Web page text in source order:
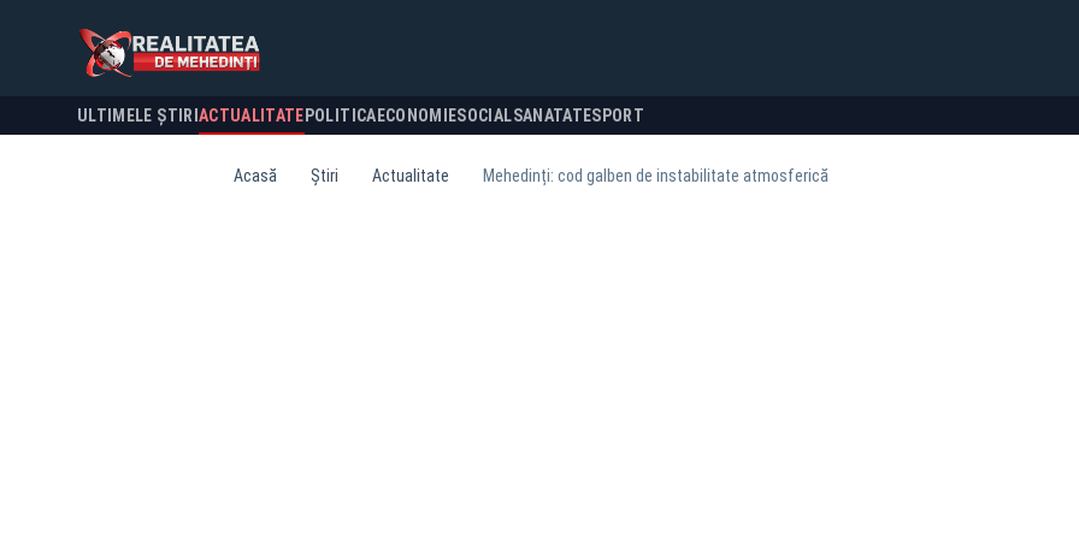
ULTIMELE ȘTIRI ACTUALITATE POLITICA ECONOMIESOCIALSANATATESPORT
Acasă Știri Actualitate Mehedinți: cod galben de instabilitate atmosferică